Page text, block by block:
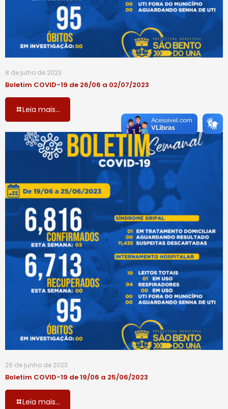
8 de julho de 2023
Boletim COVID-19 de 26/06 a 02/07/2023
Leia mais...
26 de junho de 2023
Boletim COVID-19 de 19/06 a 25/06/2023
Leia mais...